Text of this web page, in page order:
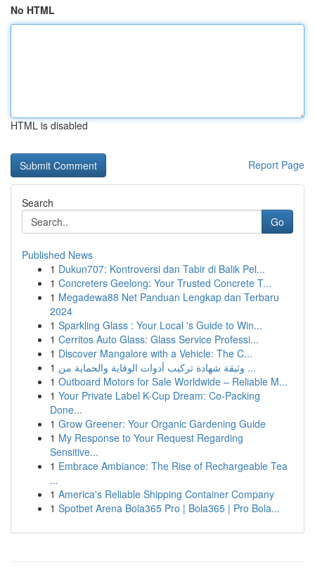
No HTML
HTML is disabled
Report Page
Search
Go
Published News
1 Dukun707: Kontroversi dan Tabir di Balik Pel...
1 Concreters Geelong: Your Trusted Concrete T...
1 Megadewa88 Net Panduan Lengkap dan Terbaru
2024
1 Sparkling Glass : Your Local 's Guide to Win...
1 Cerritos Auto Glass: Glass Service Professi...
1 Discover Mangalore with a Vehicle: The C...
1
وثيقة شهادة تركيب أدوات الوقاية والحماية من ...
1 Outboard Motors for Sale Worldwide – Reliable M...
1 Your Private Label K-Cup Dream: Co-Packing
Done...
1 Grow Greener: Your Organic Gardening Guide
1 My Response to Your Request Regarding
Sensitive...
1 Embrace Ambiance: The Rise of Rechargeable Tea
...
1 America's Reliable Shipping Container Company
1 Spotbet Arena Bola365 Pro | Bola365 | Pro Bola...